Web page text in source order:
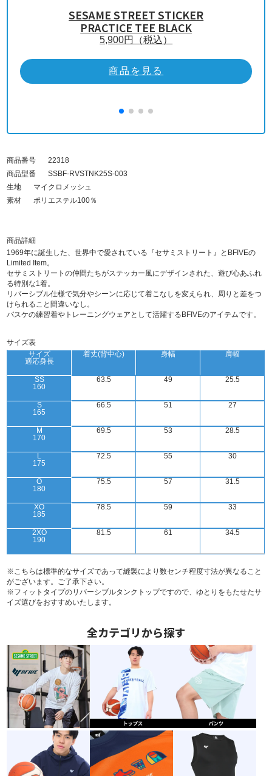
SESAME STREET STICKER
PRACTICE TEE BLACK
5,900円（税込）
商品を見る
商品番号
22318
商品型番
SSBF-RVSTNK25S-003
生地
マイクロメッシュ
素材
ポリエステル100％
商品詳細
1969年に誕生した、世界中で愛されている『セサミストリート』とBFIVEの
Limited Item。
セサミストリートの仲間たちがステッカー風にデザインされた、遊び心あふれ
る特別な1着。
リバーシブル仕様で気分やシーンに応じて着こなしを変えられ、周りと差をつ
けられること間違いなし。
バスケの練習着やトレーニングウェアとして活躍するBFIVEのアイテムです。
サイズ表
サイズ
適応身長
SS
160
S
165
M
170
L
175
O
180
XO
185
2XO
190
着丈(背中心)
63.5
66.5
69.5
72.5
75.5
78.5
81.5
身幅
49
51
53
55
57
59
61
肩幅
25.5
27
28.5
30
31.5
33
34.5
※こちらは標準的なサイズであって縫製により数センチ程度寸法が異なること
がございます。ご了承下さい。
※フィットタイプのリバーシブルタンクトップですので、ゆとりをもたせたサ
イズ選びをおすすめいたします。
全カテゴリから探す